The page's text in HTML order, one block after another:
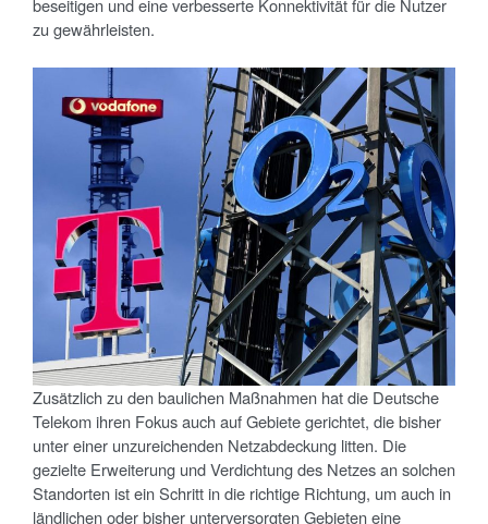
zu gewährleisten.
Zusätzlich zu den baulichen Maßnahmen hat die Deutsche
Telekom ihren Fokus auch auf Gebiete gerichtet, die bisher
unter einer unzureichenden Netzabdeckung litten. Die
gezielte Erweiterung und Verdichtung des Netzes an solchen
Standorten ist ein Schritt in die richtige Richtung, um auch in
ländlichen oder bisher unterversorgten Gebieten eine